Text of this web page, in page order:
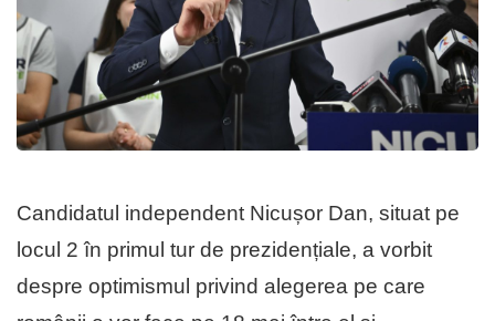
Candidatul independent Nicușor Dan, situat pe
locul 2 în primul tur de prezidențiale, a vorbit
despre optimismul privind alegerea pe care